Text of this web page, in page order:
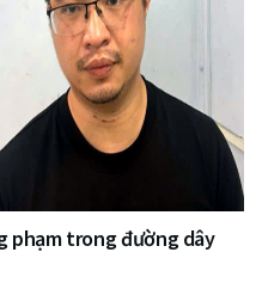
phạm trong đường dây